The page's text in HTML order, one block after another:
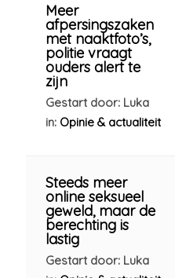
Meer
afpersingszaken
met naaktfoto’s,
politie vraagt
ouders alert te
zijn
Gestart door: Luka
in: Opinie & actualiteit
Steeds meer
online seksueel
geweld, maar de
berechting is
lastig
Gestart door: Luka